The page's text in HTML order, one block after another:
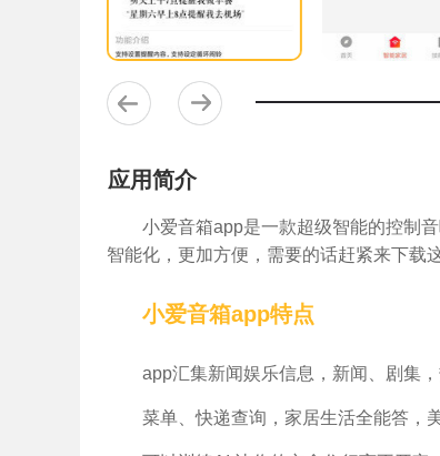
应用简介
小爱音箱app是一款超级智能的控制
智能化，更加方便，需要的话赶紧来下载
小爱音箱app特点
app汇集新闻娱乐信息，新闻、剧集，
菜单、快递查询，家居生活全能答，